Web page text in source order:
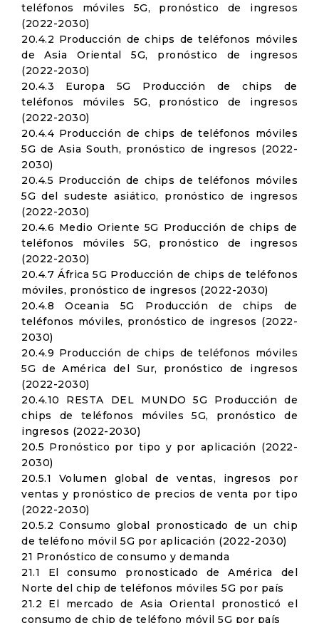
teléfonos móviles 5G, pronóstico de ingresos
(2022-2030)
20.4.2 Producción de chips de teléfonos móviles
de Asia Oriental 5G, pronóstico de ingresos
(2022-2030)
20.4.3 Europa 5G Producción de chips de
teléfonos móviles 5G, pronóstico de ingresos
(2022-2030)
20.4.4 Producción de chips de teléfonos móviles
5G de Asia South, pronóstico de ingresos (2022-
2030)
20.4.5 Producción de chips de teléfonos móviles
5G del sudeste asiático, pronóstico de ingresos
(2022-2030)
20.4.6 Medio Oriente 5G Producción de chips de
teléfonos móviles 5G, pronóstico de ingresos
(2022-2030)
20.4.7 África 5G Producción de chips de teléfonos
móviles, pronóstico de ingresos (2022-2030)
20.4.8 Oceania 5G Producción de chips de
teléfonos móviles, pronóstico de ingresos (2022-
2030)
20.4.9 Producción de chips de teléfonos móviles
5G de América del Sur, pronóstico de ingresos
(2022-2030)
20.4.10 RESTA DEL MUNDO 5G Producción de
chips de teléfonos móviles 5G, pronóstico de
ingresos (2022-2030)
20.5 Pronóstico por tipo y por aplicación (2022-
2030)
20.5.1 Volumen global de ventas, ingresos por
ventas y pronóstico de precios de venta por tipo
(2022-2030)
20.5.2 Consumo global pronosticado de un chip
de teléfono móvil 5G por aplicación (2022-2030)
21 Pronóstico de consumo y demanda
21.1 El consumo pronosticado de América del
Norte del chip de teléfonos móviles 5G por país
21.2 El mercado de Asia Oriental pronosticó el
consumo de chip de teléfono móvil 5G por país